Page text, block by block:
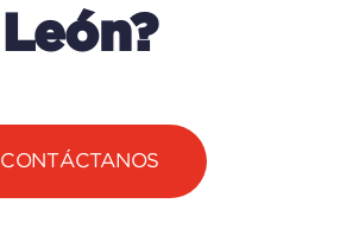
León?
CONTÁCTANOS